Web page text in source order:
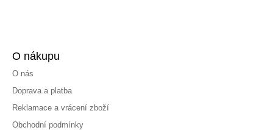
O nákupu
O nás
Doprava a platba
Reklamace a vrácení zboží
Obchodní podmínky